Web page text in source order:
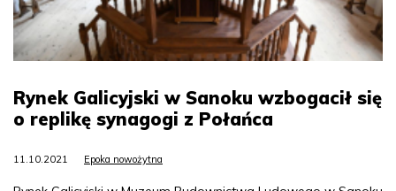
Rynek Galicyjski w Sanoku wzbogacił się
o replikę synagogi z Połańca
11.10.2021 Epoka nowożytna